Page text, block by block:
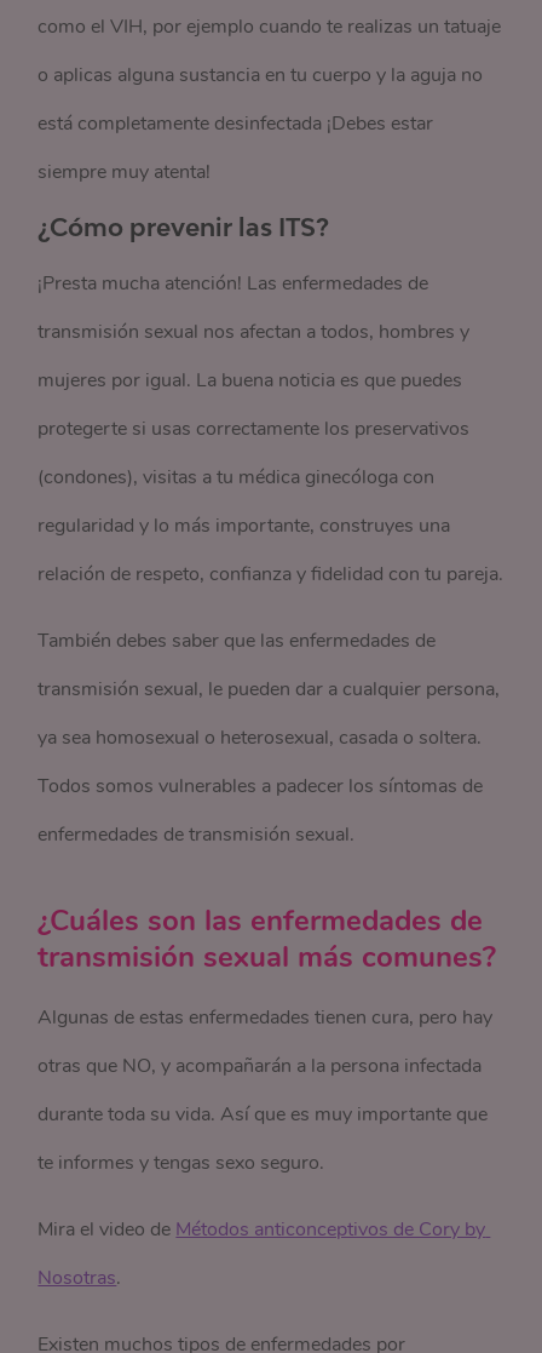
como el VIH, por ejemplo cuando te realizas un tatuaje
o aplicas alguna sustancia en tu cuerpo y la aguja no
está completamente desinfectada ¡Debes estar
siempre muy atenta!
¿Cómo prevenir las ITS?
¡Presta mucha atención! Las enfermedades de
transmisión sexual nos afectan a todos, hombres y
mujeres por igual. La buena noticia es que puedes
protegerte si usas correctamente los preservativos
(condones), visitas a tu médica ginecóloga con
regularidad y lo más importante, construyes una
relación de respeto, confianza y fidelidad con tu pareja.
También debes saber que las enfermedades de
transmisión sexual, le pueden dar a cualquier persona,
ya sea homosexual o heterosexual, casada o soltera.
Todos somos vulnerables a padecer los síntomas de
enfermedades de transmisión sexual.
¿Cuáles son las enfermedades de
transmisión sexual más comunes?
Algunas de estas enfermedades tienen cura, pero hay
otras que NO, y acompañarán a la persona infectada
durante toda su vida. Así que es muy importante que
te informes y tengas sexo seguro.
Mira el video de Métodos anticonceptivos de Cory by
Nosotras.
Existen muchos tipos de enfermedades por